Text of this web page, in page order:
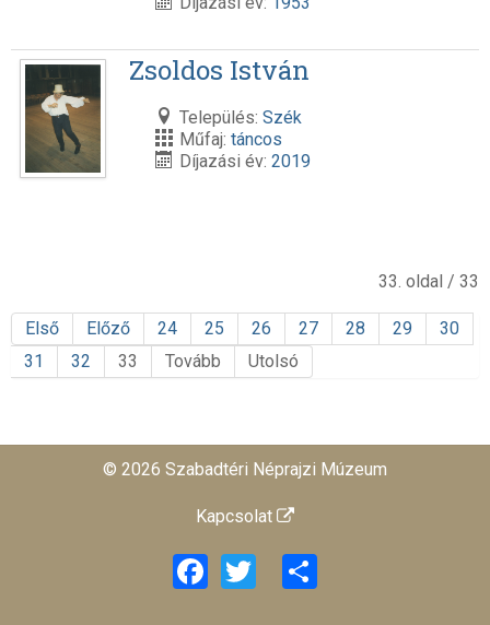
Zsoldos István
Település: Szék
Műfaj: táncos
Díjazási év: 2019
33. oldal / 33
Első Előző 24 25 26 27 28 29
30
31
32 33 Tovább Utolsó
© 2026 Szabadtéri Néprajzi Múzeum
Kapcsolat
Facebook
Twitter